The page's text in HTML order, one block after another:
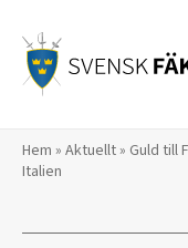
innehåll
Hem » Aktuellt» Guld till
Italien